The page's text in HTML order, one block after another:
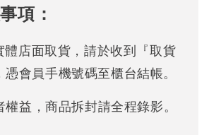
項：
體店面取貨，請於收到『取貨
會員手機號碼至櫃台結帳。
益，商品拆封請全程錄影。